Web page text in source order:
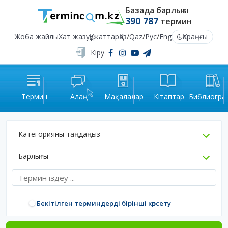
Базада барлығы
390 787термин
Жоба жайлыХат жазуҚұжаттарҚаз/Qaz/Рус/Eng
Қараңғы
Кіру
Термин Алаң Мақалалар Кітаптар
Категорияны таңдаңыз
Барлығы
Бекітілген терминдерді бірінші көрсету